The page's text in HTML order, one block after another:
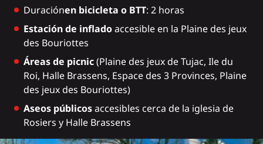
Duraciónen bicicleta o BTT: 2 horas
Estación de infladoaccesible en la Plaine des jeux
des Bouriottes
Áreas de picnic(Plaine des jeux de Tujac, Ile du
Roi, Halle Brassens, Espace des 3 Provinces, Plaine
des jeux des Bouriottes)
Aseos públicosaccesibles cerca de la iglesia de
Rosiers y Halle Brassens